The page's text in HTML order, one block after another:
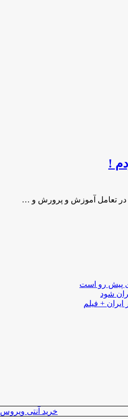
!
در تعامل آموزش و پرورش و …
پیش رو است
شود
+ فیلم
خرید آنتی ویروس